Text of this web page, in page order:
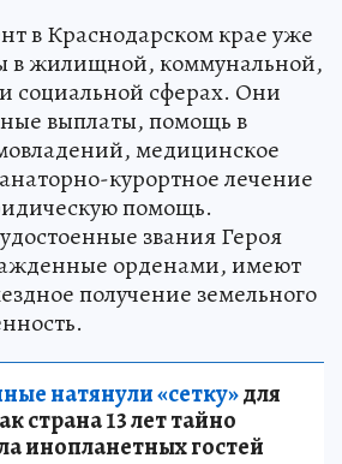
в Краснодарском крае уже
в жилищной, коммунальной,
социальной сферах. Они
выплаты, помощь в
медицинское
курортное лечение
помощь.
звания Героя
орденами, имеют
получение земельного
натянули «сетку»для
страна 13 лет тайно
инопланетных гостей